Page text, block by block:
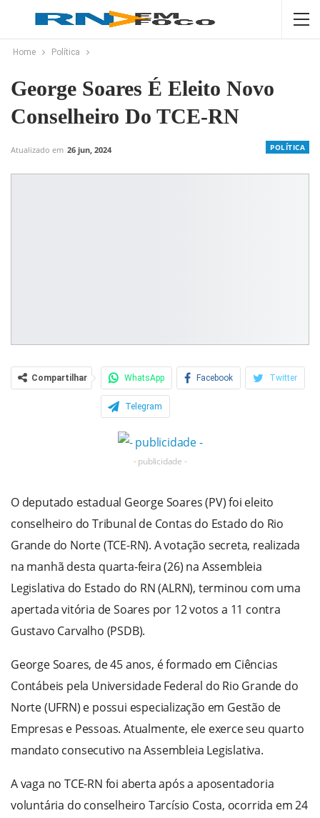
Home Política
George Soares É Eleito Novo
Conselheiro Do TCE-RN
POLÍTICA
Atualizado em 26 jun, 2024
Compartilhar WhatsApp Facebook Twitter
Telegram
- publicidade -
O deputado estadual George Soares (PV) foi eleito
conselheiro do Tribunal de Contas do Estado do Rio
Grande do Norte (TCE-RN). A votação secreta, realizada
na manhã desta quarta-feira (26) na Assembleia
Legislativa do Estado do RN (ALRN), terminou com uma
apertada vitória de Soares por 12 votos a 11 contra
Gustavo Carvalho (PSDB).
George Soares, de 45 anos, é formado em Ciências
Contábeis pela Universidade Federal do Rio Grande do
Norte (UFRN) e possui especialização em Gestão de
Empresas e Pessoas. Atualmente, ele exerce seu quarto
mandato consecutivo na Assembleia Legislativa.
A vaga no TCE-RN foi aberta após a aposentadoria
voluntária do conselheiro Tarcísio Costa, ocorrida em 24